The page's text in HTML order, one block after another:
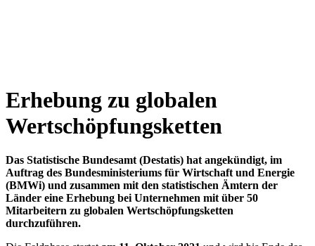
Erhebung zu globalen
Wertschöpfungsketten
Das Statistische Bundesamt (Destatis) hat angekündigt, im
Auftrag des Bundesministeriums für Wirtschaft und Energie
(BMWi) und zusammen mit den statistischen Ämtern der
Länder eine Erhebung bei Unternehmen mit über 50
Mitarbeitern zu globalen Wertschöpfungsketten
durchzuführen.